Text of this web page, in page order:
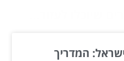
המדריך